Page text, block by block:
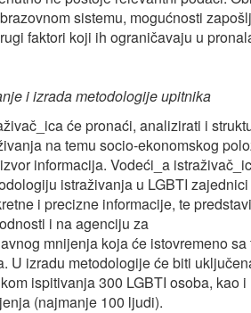
sistemu, mogućnosti
faktori koji ih ograničavaju u
i izrada metodologije upitnika
će pronaći, analizirati i
na temu socio-ekonomskog
informacija. Vodeći_a
istraživanja u LGBTI
i precizne informacije, te
i na agenciju za
mnijenja koja će istovremeno
U izradu metodologije će biti
ispitivanja 300 LGBTI osoba,
(najmanje 100 ljudi).